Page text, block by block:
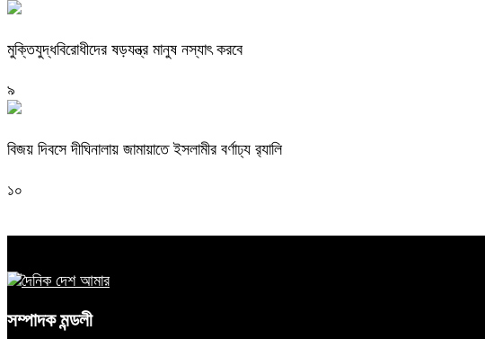
মুক্তিযুদ্ধবিরোধীদের ষড়যন্ত্র মানুষ নস্যাৎ করবে
৯
বিজয় দিবসে দীঘিনালায় জামায়াতে ইসলামীর বর্ণাঢ্য র‍্যালি
১০
সম্পাদক মন্ডলী